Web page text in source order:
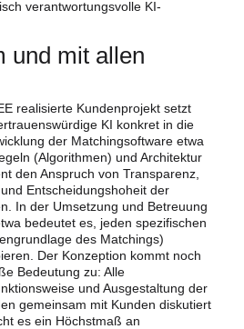
verantwortungsvolle KI-
und mit allen
realisierte Kundenprojekt setzt
KI konkret in die
der Matchingsoftware etwa
(Algorithmen) und Architektur
den Anspruch von Transparenz,
Entscheidungshoheit der
In der Umsetzung und Betreuung
bedeutet es, jeden spezifischen
des Matchings)
Der Konzeption kommt noch
Bedeutung zu: Alle
und Ausgestaltung der
gemeinsam mit Kunden diskutiert
es ein Höchstmaß an